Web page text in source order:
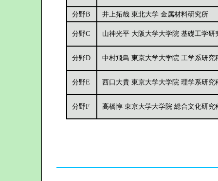
分野B 井上拓哉 東北大学 金属材料研究所
分野C 山神光平 大阪大学大学院 基礎工学研
分野D 中村飛鳥 東京大学大学院 工学系研究
分野E 西口大貴 東京大学大学院 理学系研究
分野F 高橋惇 東京大学大学院 総合文化研究